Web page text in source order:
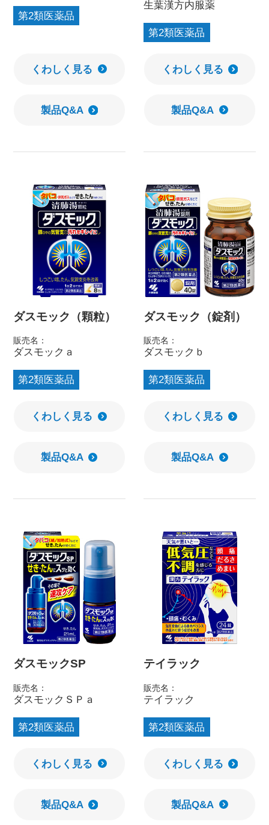
第2類医薬品
くわしく見る
製品Q&A
生葉漢方内服薬
第2類医薬品
くわしく見る
製品Q&A
ダスモック（顆粒）
販売名：
ダスモックａ
第2類医薬品
くわしく見る
製品Q&A
ダスモック（錠剤）
販売名：
ダスモックｂ
第2類医薬品
くわしく見る
製品Q&A
ダスモックSP
販売名：
ダスモックＳＰａ
第2類医薬品
くわしく見る
製品Q&A
テイラック
販売名：
テイラック
第2類医薬品
くわしく見る
製品Q&A